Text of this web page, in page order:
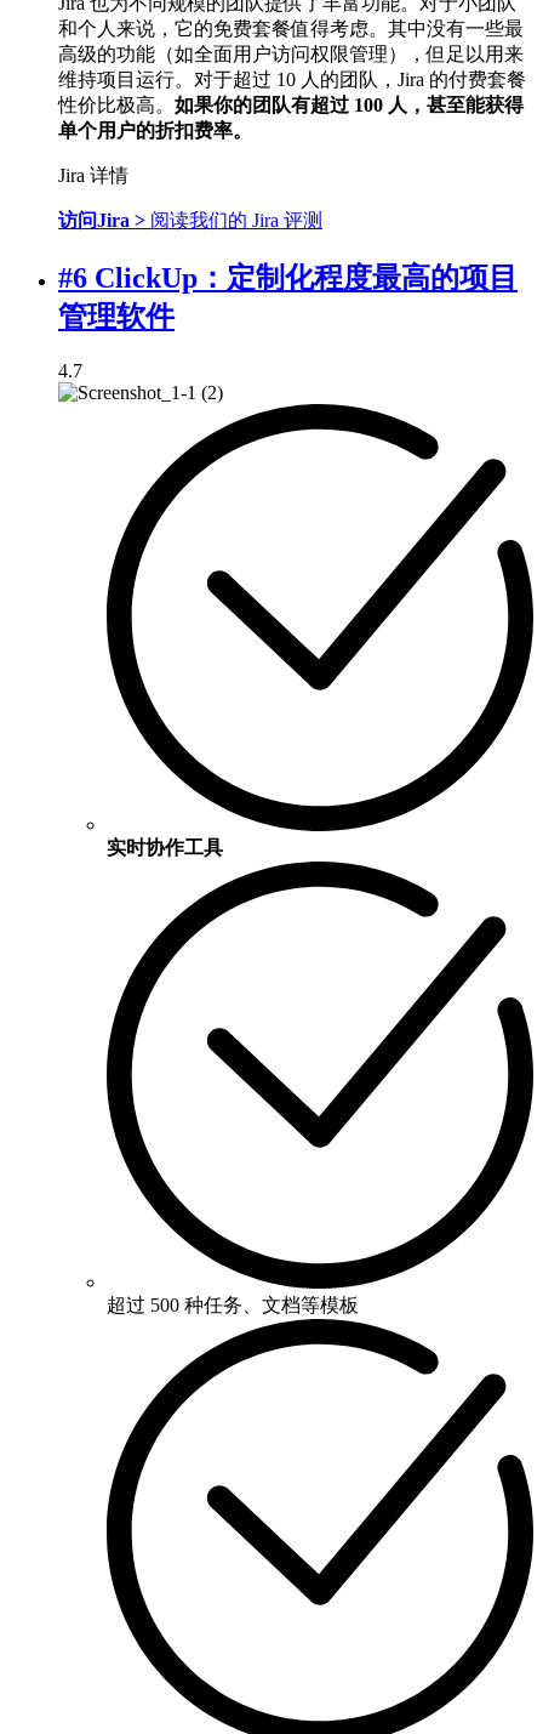
和个人来说，它的免费套餐值得考虑。其中没有一些最
高级的功能（如全面用户访问权限管理），但足以用来
维持项目运行。对于超过 10 人的团队，Jira 的付费套餐
性价比极高。 如果你的团队有超过 100 人，甚至能获得
单个用户的折扣费率。
Jira 详情
访问Jira > 阅读我们的 Jira 评测
#6 ClickUp：定制化程度最高的项目
管理软件
4.7
实时协作工具
​​超过 500 种任务、文档等模板